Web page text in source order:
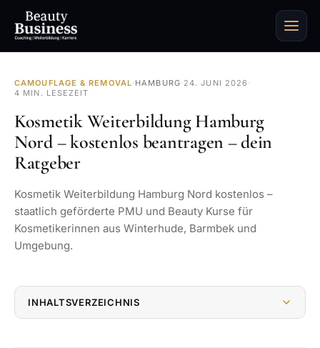
CAMOUFLAGE & REMOVAL· HAMBURG· 24. JUNI 2026 ·
4 MIN. LESEZEIT
Kosmetik Weiterbildung Hamburg
Nord – kostenlos beantragen – dein
Ratgeber
Kosmetik Weiterbildung Hamburg Nord kostenlos –
staatlich geförderte PMU und Beauty Kurse für
Kosmetikerinnen aus Winterhude, Barmbek und
Umgebung.
INHALTSVERZEICHNIS